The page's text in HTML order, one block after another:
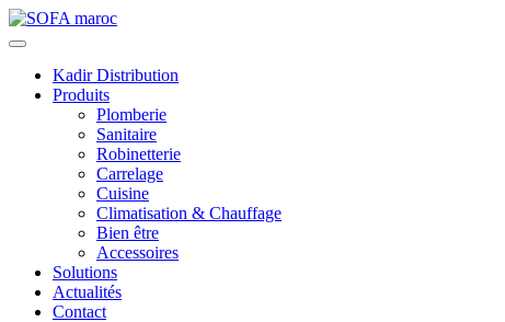
Kadir Distribution
Produits
Plomberie
Sanitaire
Robinetterie
Carrelage
Cuisine
Climatisation & Chauffage
Bien être
Accessoires
Solutions
Actualités
Contact